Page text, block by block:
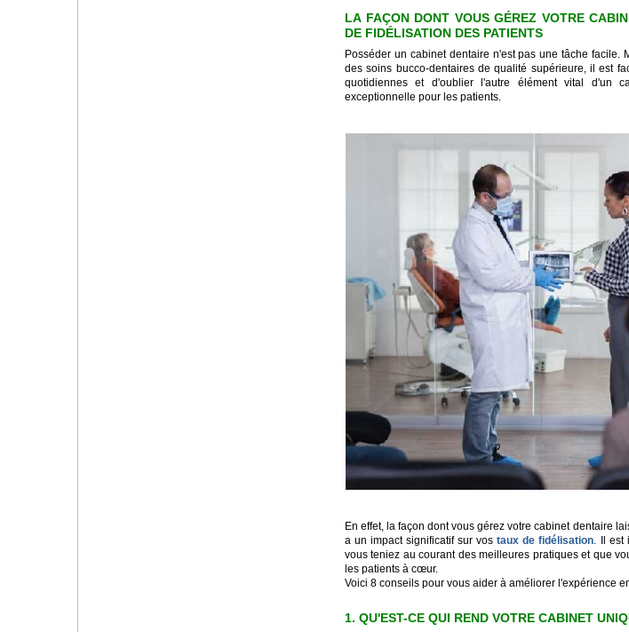
LA FAÇON DONT VOUS GÉREZ VOTRE
DE FIDÉLISATION DES PATIENTS
Posséder un cabinet dentaire n'est pas une tâche facile.
des soins bucco-dentaires de qualité supérieure, il est
quotidiennes et d'oublier l'autre élément vital d'un
exceptionnelle pour les patients.
En effet, la façon dont vous gérez votre cabinet dentaire
a un impact significatif sur vostaux de fidélisation. Il est
vous teniez au courant des meilleures pratiques et que
les patients à cœur.
Voici 8 conseils pour vous aider à améliorer l'expérience
1. QU'EST-CE QUI REND VOTRE CABINET